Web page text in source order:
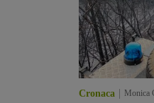
Cronaca Monica